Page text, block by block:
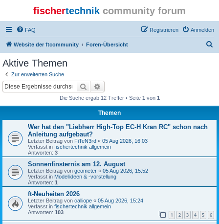
fischertechnik community forum
FAQ Anmelden
Registrieren
Website der ftcommunity Foren-Übersicht
Aktive Themen
Zur erweiterten Suche
Suche
Die Suche ergab 12 Treffer • Seite 1 von 1
Themen
Wer hat den "Liebherr High-Top EC-H Kran RC" schon nach
Anleitung aufgebaut?
Letzter Beitrag von FiTeN3rd « 05 Aug 2026, 16:03
Verfasst in fischertechnik allgemein
Antworten: 3
Sonnenfinsternis am 12. August
Letzter Beitrag von geometer « 05 Aug 2026, 15:52
Verfasst in Modellideen & -vorstellung
Antworten: 1
ft-Neuheiten 2026
Letzter Beitrag von calliope « 05 Aug 2026, 15:24
Verfasst in fischertechnik allgemein
Antworten: 103 1 2 3 4 5 6